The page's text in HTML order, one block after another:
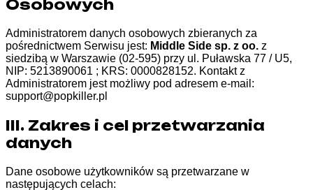
Osobowych
Administratorem danych osobowych zbieranych za
pośrednictwem Serwisu jest: Middle Side sp. z oo. z
siedzibą w Warszawie (02-595) przy ul. Puławska 77 / U5,
NIP: 5213890061 ; KRS: 0000828152. Kontakt z
Administratorem jest możliwy pod adresem e-mail:
support@popkiller.pl
III. Zakres i cel przetwarzania
danych
Dane osobowe użytkowników są przetwarzane w
następujących celach: